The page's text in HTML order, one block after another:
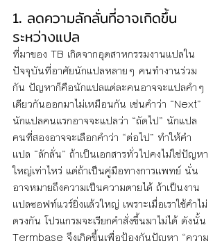
1. ลดความลักลั่นที่อาจเกิดขึ้น
ระหว่างแปล
ที่มาของ TB เกิดจากอุตสาหกรรมงานแปลใน
ปัจจุบันที่อาศัยนักแปลหลายๆ คนทำงานร่วม
กัน ปัญหาก็คือนักแปลแต่ละคนอาจจะแปลคำๆ
เดียวกันออกมาไม่เหมือนกัน เช่นคำว่า “Next”
นักแปลคนแรกอาจจะแปลว่า “ถัดไป” นักแปล
คนที่สองอาจจะเลือกคำว่า “ต่อไป” ทำให้คำ
แปล “ลักลั่น” ถ้าเป็นเอกสารทั่วไปคงไม่ใช่ปัญหา
ใหญ่เท่าไหร่ แต่ถ้าเป็นคู่มือทางการแพทย์ นั่น
อาจหมายถึงความเป็นความตายได้ ถ้าเป็นงาน
แปลซอฟท์แวร์ยิ่งแล้วใหญ่ เพราะเมื่อเราใช้คำไม่
ตรงกัน โปรแกรมจะเรียกคำสั่งขึ้นมาไม่ได้ ดังนั้น
Termbase จึงเกิดขึ้นเพื่อป้องกันปัญหา “ความ